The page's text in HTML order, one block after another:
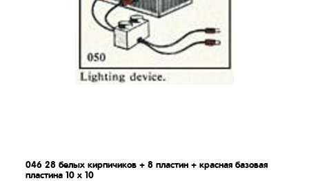
046 28 белых кирпичиков + 8 пластин + красная базовая
пластина 10 x 10